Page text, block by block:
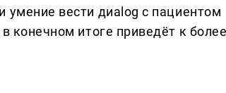
умение вести диalog с пациентом
конечном итоге приведёт к